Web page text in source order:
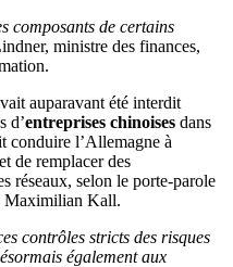
composants de certains
ministre des finances,
auparavant été interdit
d’entreprises chinoises dans
conduire l’Allemagne à
de remplacer des
réseaux, selon le porte-parole
Maximilian Kall.
contrôles stricts des risques
également aux